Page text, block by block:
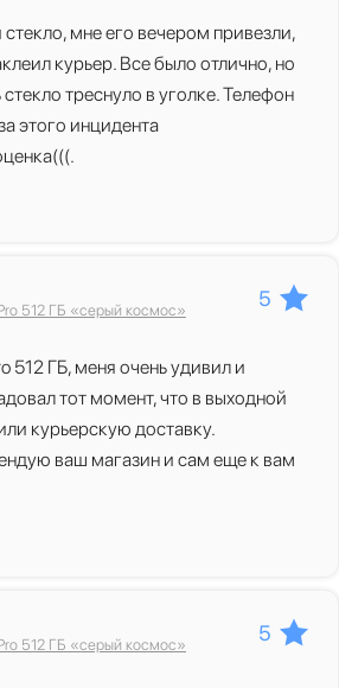
мне его вечером привезли,
курьер. Все было отлично, но
треснуло в уголке. Телефон
этого инцидента
512 ГБ «серый космос» 5
512 ГБ, меня очень удивил и
тот момент, что в выходной
курьерскую доставку.
ваш магазин и сам еще к вам
512 ГБ «серый космос» 5